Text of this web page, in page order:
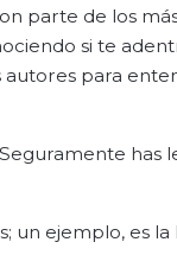
parte de los
si te
para
has
un ejemplo, es